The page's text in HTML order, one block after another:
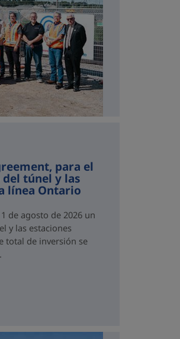
para el
túnel y las
línea Ontario
de agosto de 2026 un
y las estaciones
total de inversión se